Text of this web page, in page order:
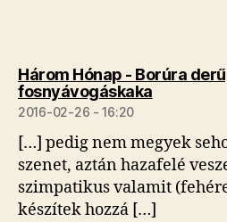
Három Hónap - Borúra
fosnyávogáskakaszerint:
2016-02-26 - 16:20
[…] pedig nem megyek
szenet, aztán hazafelé
szimpatikus valamit
készítek hozzá […]